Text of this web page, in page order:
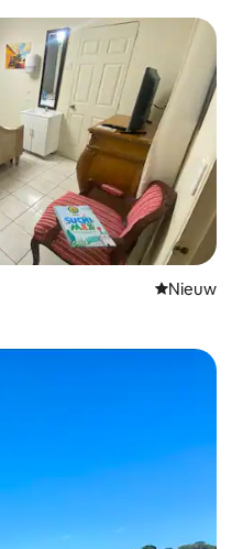
Nieuwe
Nieuw